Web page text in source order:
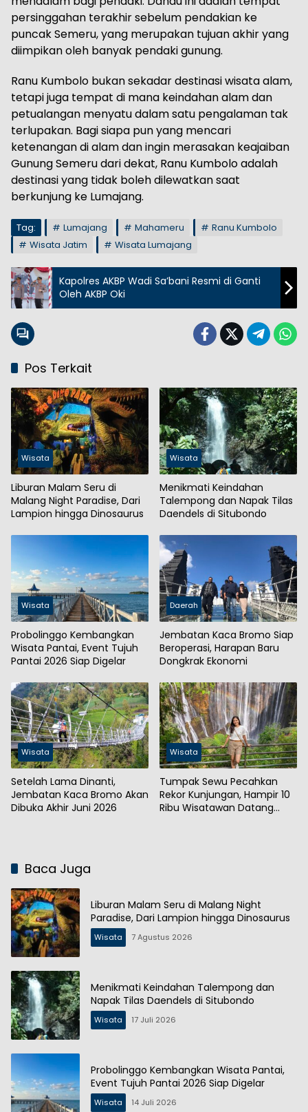
persinggahan terakhir sebelum pendakian ke
puncak Semeru, yang merupakan tujuan akhir yang
diimpikan oleh banyak pendaki gunung.
Ranu Kumbolo bukan sekadar destinasi wisata alam,
tetapi juga tempat di mana keindahan alam dan
petualangan menyatu dalam satu pengalaman tak
terlupakan. Bagi siapa pun yang mencari
ketenangan di alam dan ingin merasakan keajaiban
Gunung Semeru dari dekat, Ranu Kumbolo adalah
destinasi yang tidak boleh dilewatkan saat
berkunjung ke Lumajang.
Tag: Lumajang Mahameru
Ranu Kumbolo
Wisata Jatim
Wisata Lumajang
Kapolres AKBP Wadi Sa’bani Resmi di Ganti
Oleh AKBP Oki
Pos Terkait
Wisata
Liburan Malam Seru di
Malang Night Paradise, Dari
Lampion hingga Dinosaurus
Wisata
Menikmati Keindahan
Talempong dan Napak Tilas
Daendels di Situbondo
Wisata
Probolinggo Kembangkan
Wisata Pantai, Event Tujuh
Pantai 2026 Siap Digelar
Daerah
Jembatan Kaca Bromo Siap
Beroperasi, Harapan Baru
Dongkrak Ekonomi
Wisata
Setelah Lama Dinanti,
Jembatan Kaca Bromo Akan
Dibuka Akhir Juni 2026
Wisata
Tumpak Sewu Pecahkan
Rekor Kunjungan, Hampir 10
Ribu Wisatawan Datang
Baca Juga
Liburan Malam Seru di Malang Night
Paradise, Dari Lampion hingga Dinosaurus
Wisata 7 Agustus 2026
Menikmati Keindahan Talempong dan
Napak Tilas Daendels di Situbondo
Wisata 17 Juli 2026
Probolinggo Kembangkan Wisata Pantai,
Event Tujuh Pantai 2026 Siap Digelar
Wisata 14 Juli 2026